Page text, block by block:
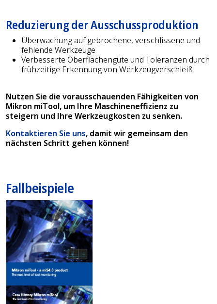
Reduzierung der Ausschussproduktion
Überwachung auf gebrochene, verschlissene und
fehlende Werkzeuge
Verbesserte Oberflächengüte und Toleranzen durch
frühzeitige Erkennung von Werkzeugverschleiß
Nutzen Sie die vorausschauenden Fähigkeiten von
Mikron miTool, um Ihre Maschineneffizienz zu
steigern und Ihre Werkzeugkosten zu senken.
Kontaktieren Sie uns, damit wir gemeinsam den
nächsten Schritt gehen können!
Fallbeispiele